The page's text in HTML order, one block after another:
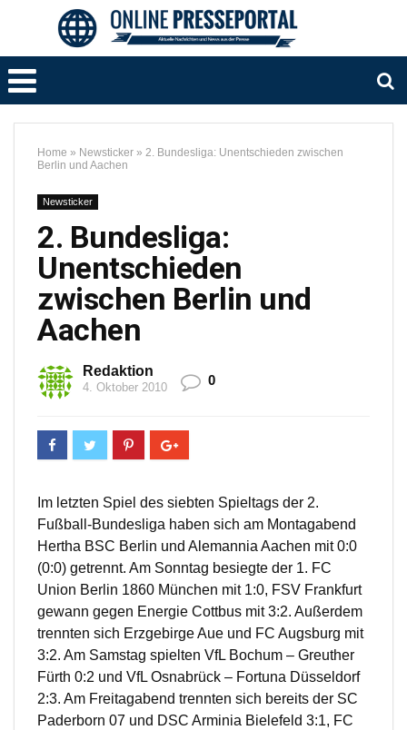
Home » Newsticker » 2. Bundesliga: Unentschieden zwischen
Berlin und Aachen
Newsticker
2. Bundesliga:
Unentschieden
zwischen Berlin und
Aachen
Redaktion
4. Oktober 2010 0
Im letzten Spiel des siebten Spieltags der 2.
Fußball-Bundesliga haben sich am Montagabend
Hertha BSC Berlin und Alemannia Aachen mit 0:0
(0:0) getrennt. Am Sonntag besiegte der 1. FC
Union Berlin 1860 München mit 1:0, FSV Frankfurt
gewann gegen Energie Cottbus mit 3:2. Außerdem
trennten sich Erzgebirge Aue und FC Augsburg mit
3:2. Am Samstag spielten VfL Bochum – Greuther
Fürth 0:2 und VfL Osnabrück – Fortuna Düsseldorf
2:3. Am Freitagabend trennten sich bereits der SC
Paderborn 07 und DSC Arminia Bielefeld 3:1, FC